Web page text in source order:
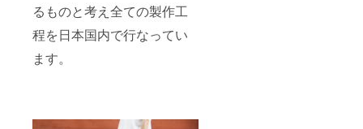
るものと考え全ての製作工
程を日本国内で行なってい
ます。